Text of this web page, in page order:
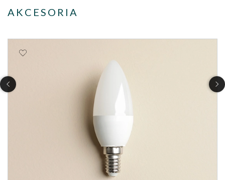
AKCESORIA